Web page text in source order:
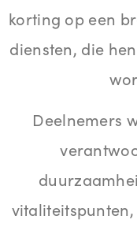
korting op een
diensten, die
Deelnemers